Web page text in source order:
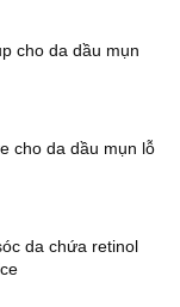
cho da dầu mụn
cho da dầu mụn lỗ
da chứa retinol